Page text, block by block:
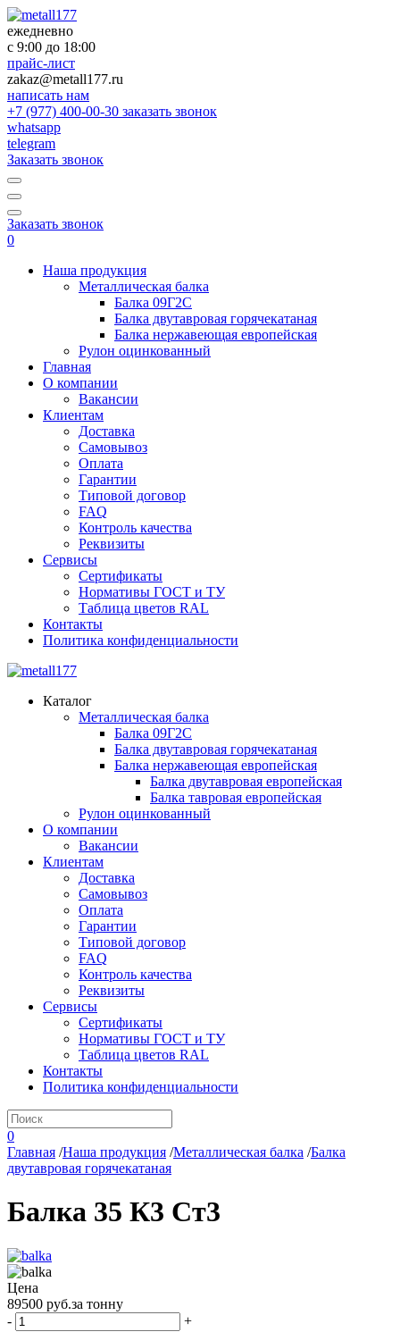
ежедневно
с 9:00 до 18:00
прайс-лист
zakaz@metall177.ru
написать нам
+7 (977) 400-00-30 заказать звонок
whatsapp
telegram
Заказать звонок
Заказать звонок
0
Наша продукция
Металлическая балка
Балка 09Г2С
Балка двутавровая горячекатаная
Балка нержавеющая европейская
Рулон оцинкованный
Главная
О компании
Вакансии
Клиентам
Доставка
Самовывоз
Оплата
Гарантии
Типовой договор
FAQ
Контроль качества
Реквизиты
Сервисы
Сертификаты
Нормативы ГОСТ и ТУ
Таблица цветов RAL
Контакты
Политика конфиденциальности
Каталог
Металлическая балка
Балка 09Г2С
Балка двутавровая горячекатаная
Балка нержавеющая европейская
Балка двутавровая европейская
Балка тавровая европейская
Рулон оцинкованный
О компании
Вакансии
Клиентам
Доставка
Самовывоз
Оплата
Гарантии
Типовой договор
FAQ
Контроль качества
Реквизиты
Сервисы
Сертификаты
Нормативы ГОСТ и ТУ
Таблица цветов RAL
Контакты
Политика конфиденциальности
0
Главная /Наша продукция /Металлическая балка /Балка
двутавровая горячекатаная
Балка 35 К3 Ст3
Цена
89500 руб.за тонну
-
+